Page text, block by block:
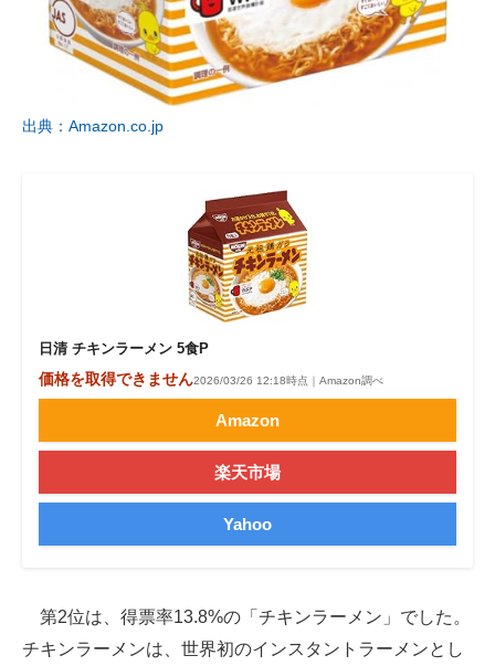
出典：Amazon.co.jp
日清 チキンラーメン 5食P
価格を取得できません2026/03/26 12:18時点｜Amazon調べ
Amazon
楽天市場
Yahoo
第2位は、得票率13.8%の「チキンラーメン」でした。
チキンラーメンは、世界初のインスタントラーメンとし